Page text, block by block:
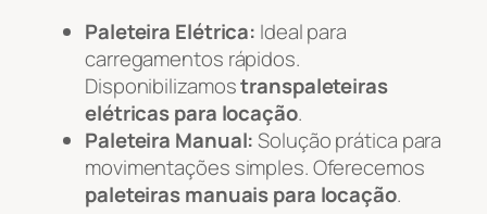
Paleteira Elétrica: Ideal para
carregamentos rápidos.
Disponibilizamostranspaleteiras
elétricas para locação.
Paleteira Manual:Solução prática para
movimentações simples. Oferecemos
paleteiras manuais para locação.